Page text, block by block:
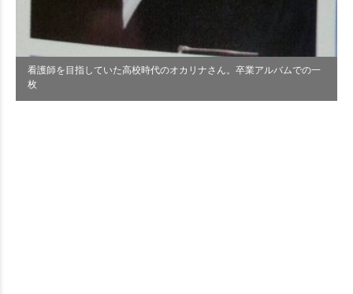
看護師を目指していた高校時代のオカリナさん。卒業アルバムでの一
枚